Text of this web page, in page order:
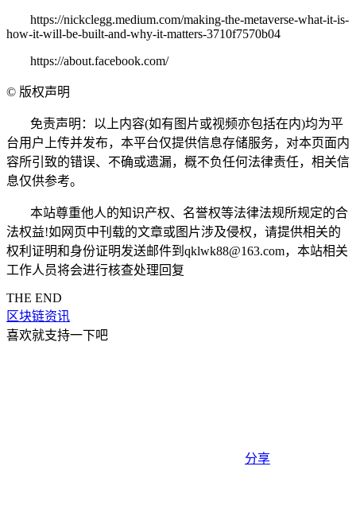
https://nickclegg.medium.com/making-the-metaverse-what-it-is-
how-it-will-be-built-and-why-it-matters-3710f7570b04
https://about.facebook.com/
© 版权声明
免责声明：以上内容(如有图片或视频亦包括在内)均为平
台用户上传并发布，本平台仅提供信息存储服务，对本页面内
容所引致的错误、不确或遗漏，概不负任何法律责任，相关信
息仅供参考。
本站尊重他人的知识产权、名誉权等法律法规所规定的合
法权益!如网页中刊载的文章或图片涉及侵权，请提供相关的
权利证明和身份证明发送邮件到qklwk88@163.com，本站相关
工作人员将会进行核查处理回复
THE END
区块链资讯
喜欢就支持一下吧
分享